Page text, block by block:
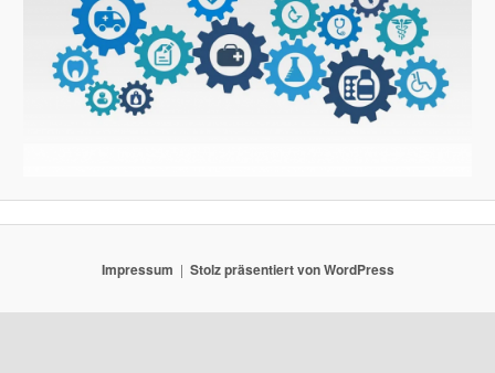
Impressum Stolz präsentiert von WordPress